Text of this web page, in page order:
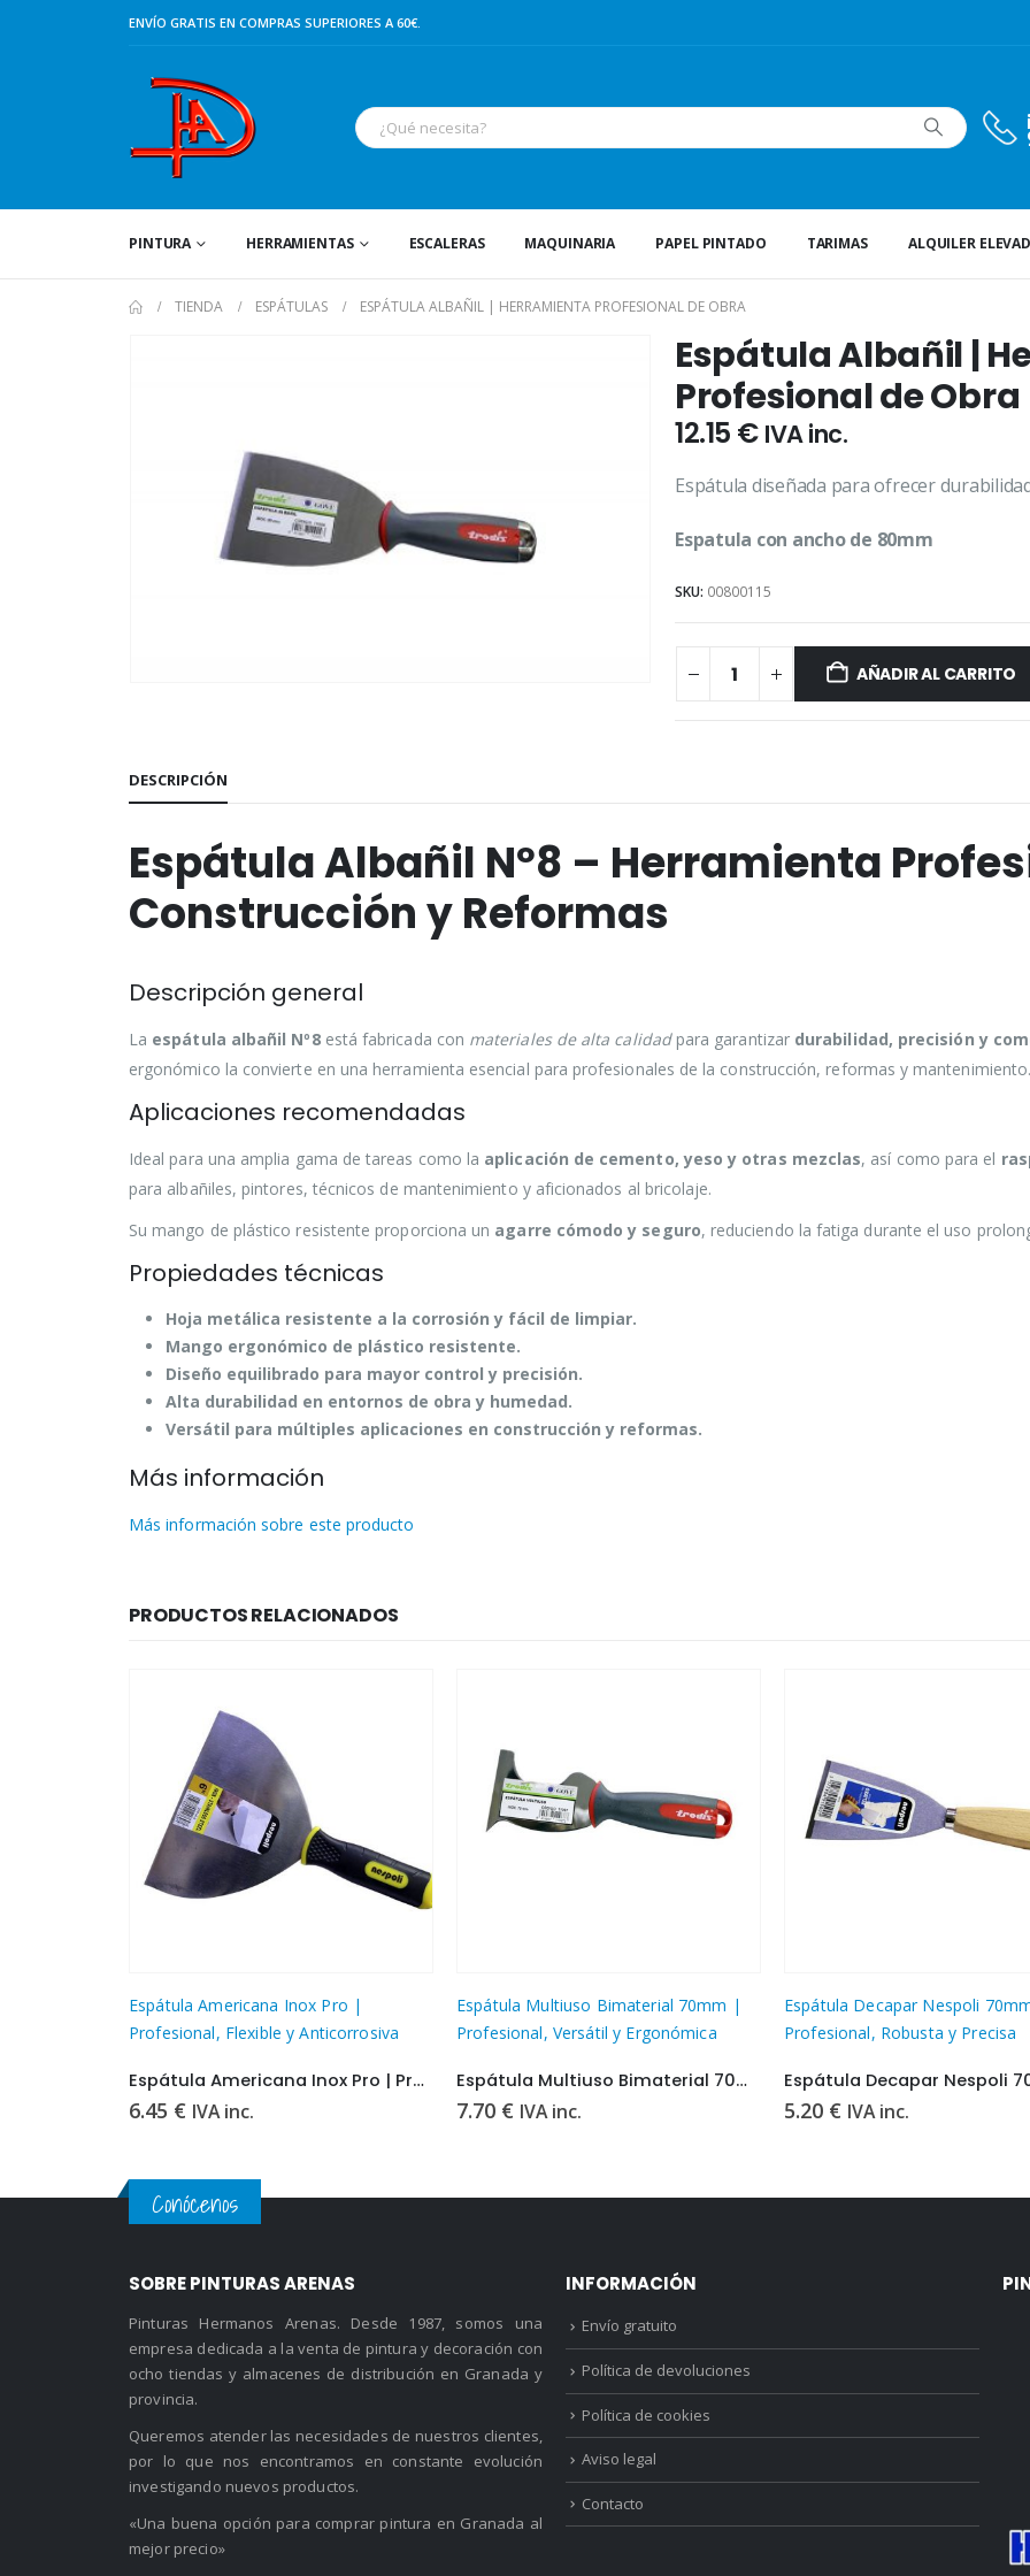
ENVÍO GRATIS EN COMPRAS SUPERIORES A 60€.
PINTURA HERRAMIENTAS ESCALERAS MAQUINARIA PAPEL PINTADO TARIMAS ALQUILER
TIENDA ESPÁTULAS ESPÁTULA ALBAÑIL | HERRAMIENTA PROFESIONAL DE OBRA
Espátula Albañil |
Profesional de Obra
12.15 € IVA inc.
Espátula diseñada para ofrecer
Espatula con ancho de 80mm
SKU: 00800115
AÑADIR AL CARRITO
DESCRIPCIÓN
Espátula Albañil Nº8 – Herramienta
Construcción y Reformas
Descripción general
La espátula albañil Nº8está fabricada con materiales de alta calidadpara garantizar durabilidad, precisión y
ergonómico la convierte en una herramienta esencial para profesionales de la construcción, reformas y mantenimiento.
Aplicaciones recomendadas
Ideal para una amplia gama de tareas como la aplicación de cemento, yeso y otras mezclas, así como para el
para albañiles, pintores, técnicos de mantenimiento y aficionados al bricolaje.
Su mango de plástico resistente proporciona un agarre cómodo y seguro, reduciendo la fatiga durante el uso
Propiedades técnicas
Hoja metálica resistente a la corrosión y fácil de limpiar.
Mango ergonómico de plástico resistente.
Diseño equilibrado para mayor control y precisión.
Alta durabilidad en entornos de obra y humedad.
Versátil para múltiples aplicaciones en construcción y reformas.
Más información
Más información sobre este producto
PRODUCTOS RELACIONADOS
Espátula Multiuso Bimaterial 70mm |
Profesional, Versátil y Ergonómica
Espátula Multiuso Bimaterial 70mm | Profesional, Versátil y Ergonómica
7.70 € IVA inc.
Espátula Decapar Nespoli 70mm |
Profesional, Robusta y Precisa
5.20 € IVA inc.
Espátula Bahco Bimaterial |
Flexible de Acero al Carbono
5.25 € - 8.60€
5.25 €
Conócenos
SOBRE PINTURAS ARENAS
Pinturas Hermanos Arenas. Desde 1987, somos una
empresa dedicada a la venta de pintura y decoración con
ocho tiendas y almacenes de distribución en Granada y
provincia.
Queremos atender las necesidades de nuestros clientes,
por lo que nos encontramos en constante evolución
investigando nuevos productos.
«Una buena opción para comprar pintura en Granada al
mejor precio»
INFORMACIÓN
Envío gratuito
Política de devoluciones
Política de cookies
Aviso legal
Contacto